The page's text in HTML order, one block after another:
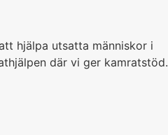
hjälpa utsatta människor i
där vi ger kamratstöd.